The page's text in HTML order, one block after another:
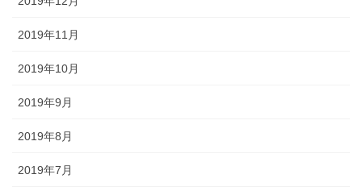
2019年11月
2019年10月
2019年9月
2019年8月
2019年7月